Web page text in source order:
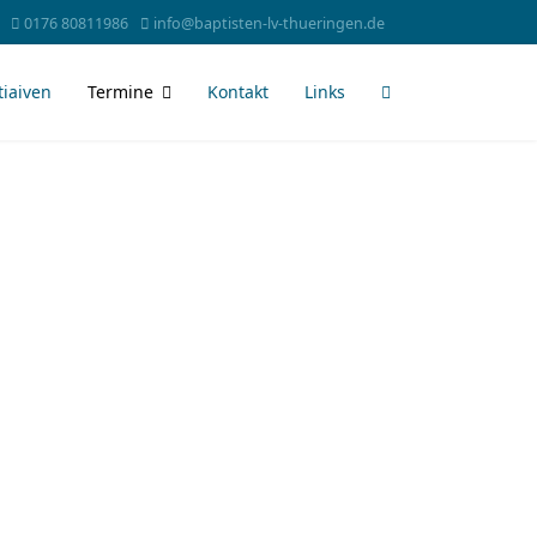
0176 80811986 info@baptisten-lv-thueringen.de
Termine Kontakt Links